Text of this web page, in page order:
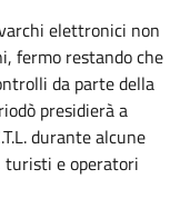
elettronici non
fermo restando che
da parte della
presidierà a
durante alcune
turisti e operatori